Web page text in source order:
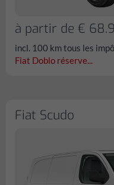
à partir de €
incl. 100 km tous les
Fiat Doblo réserve...
Fiat Scudo